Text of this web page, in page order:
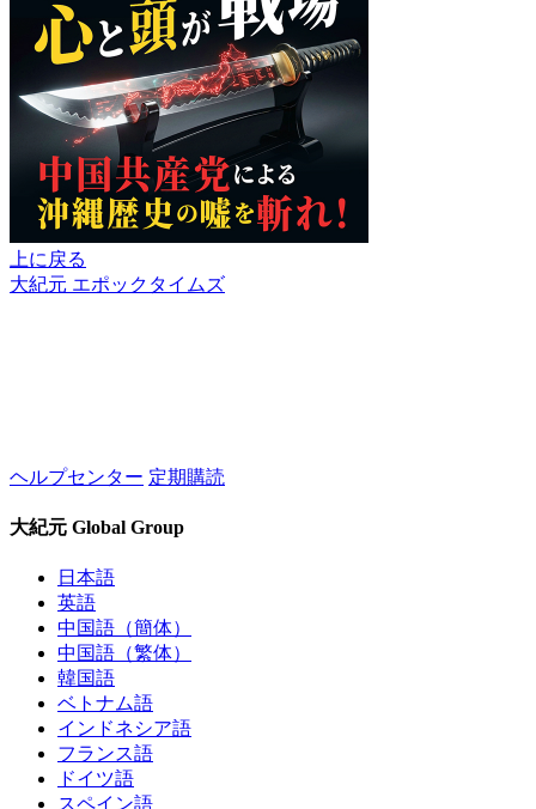
上に戻る
大紀元 エポックタイムズ
ヘルプセンター 定期購読
大紀元 Global Group
日本語
英語
中国語（簡体）
中国語（繁体）
韓国語
ベトナム語
インドネシア語
フランス語
ドイツ語
スペイン語